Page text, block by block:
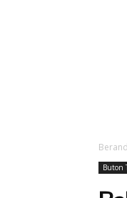
Buton